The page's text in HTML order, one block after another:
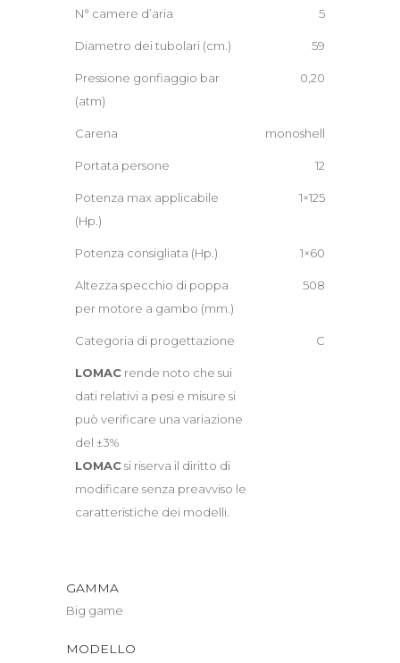
N° camere d’aria 5
Diametro dei tubolari (cm.) 59
Pressione gonfiaggio bar
(atm)
0,20
Carena monoshell
Portata persone 12
Potenza max applicabile
(Hp.)
1×125
Potenza consigliata (Hp.) 1×60
Altezza specchio di poppa
per motore a gambo (mm.)
508
Categoria di progettazione C
LOMAC rende noto che sui
dati relativi a pesi e misure si
può verificare una variazione
del ±3%
LOMACsi riserva il diritto di
modificare senza preavviso le
caratteristiche dei modelli.
GAMMA
Big game
MODELLO